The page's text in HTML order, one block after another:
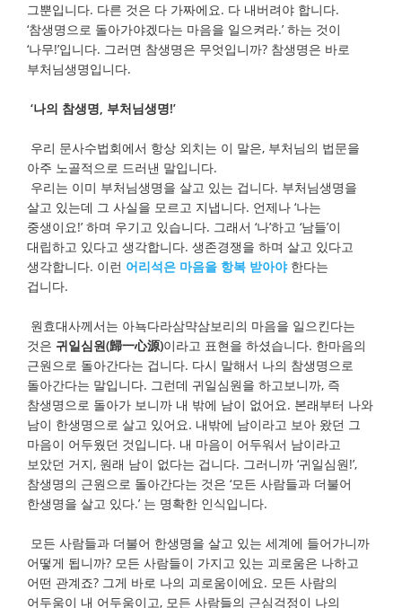
그뿐입니다. 다른 것은 다 가짜에요. 다 내버려야 합니다.
‘참생명으로 돌아가야겠다는 마음을 일으켜라.’ 하는 것이
‘나무!’입니다. 그러면 참생명은 무엇입니까? 참생명은 바로
부처님생명입니다.
‘나의 참생명, 부처님생명!’
우리 문사수법회에서 항상 외치는 이 말은, 부처님의 법문을
아주 노골적으로 드러낸 말입니다.
우리는 이미 부처님생명을 살고 있는 겁니다. 부처님생명을
살고 있는데 그 사실을 모르고 지냅니다. 언제나 ‘나는
중생이요!’ 하며 우기고 있습니다. 그래서 ‘나’하고 ‘남들’이
대립하고 있다고 생각합니다. 생존경쟁을 하며 살고 있다고
생각합니다. 이런 어리석은 마음을 항복 받아야한다는
겁니다.
원효대사께서는 아뇩다라삼먁삼보리의 마음을 일으킨다는
것은 귀일심원(歸一心源)이라고 표현을 하셨습니다. 한마음의
근원으로 돌아간다는 겁니다. 다시 말해서 나의 참생명으로
돌아간다는 말입니다. 그런데 귀일심원을 하고보니까, 즉
참생명으로 돌아가 보니까 내 밖에 남이 없어요. 본래부터 나와
남이 한생명으로 살고 있어요. 내밖에 남이라고 보아 왔던 그
마음이 어두웠던 것입니다. 내 마음이 어두워서 남이라고
보았던 거지, 원래 남이 없다는 겁니다. 그러니까 ‘귀일심원!’,
참생명의 근원으로 돌아간다는 것은 ‘모든 사람들과 더불어
한생명을 살고 있다.’ 는 명확한 인식입니다.
모든 사람들과 더불어 한생명을 살고 있는 세계에 들어가니까
어떻게 됩니까? 모든 사람들이 가지고 있는 괴로움은 나하고
어떤 관계죠? 그게 바로 나의 괴로움이에요. 모든 사람의
어두움이 내 어두움이고, 모든 사람들의 근심걱정이 나의